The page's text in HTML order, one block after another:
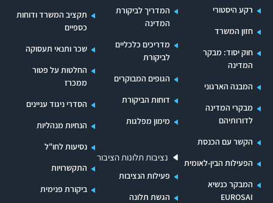
שנים עקב שלוש דחיות במועדי הגשת ההצעות, ועקב
בדיקת צוות החשכ"ל את תקינות מכרז הקרונות.
גורמים שונים הביאו לדחיות, ובהם רמת מוכנות בלתי
מספקת דייה, היעדר תכנית הפעלה במסמכי המכרז
המתייחסת להיבטים שונים של אופן הפעלת הקו
האדום, מאות בקשות הבהרה מצד המתמודדים
במכרז ובקשות דחייה של המתמודדים. בקשות
ההבהרה של המתמודדים התייחסו לנושאים מסחריים
וכן לנושאים טכניים ותפעוליים שהצריכו דיונים רבים
בוועדת המכרזים, מכתבי תשובה מצד נת"ע ושינויים
במסמכי המכרז.
רקע היסטורי
חזון המשרד
חוק יסוד: מבקר
המדינה
המבנה הארגוני
מבקרי המדינה
לדורותיהם
הקשר עם הכנסת
הפעילות הבין-לאומית
המבקר כנשיא
EUROSAI
המדריך לביקורת
המדינה
מדריכים כלכליים
לביקורת
הגופים המבוקרים
דוחות הביקורת
מימון מפלגות
נציבות תלונות הציבור
פעילות הנציבות
הגשת תלונה
תקציב המשרד ודוחות
כספיים
שכר ותנאי תעסוקה
החלטות על פטור
ממכרז
הסדרי ניגוד עניינים
הנחיות מנהליות
נסיעות לחו"ל
התקשרויות
ביקורת פנימית